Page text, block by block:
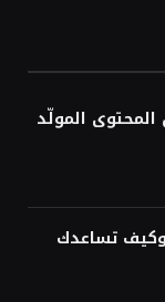
المحتوى المولّد
وكيف تساعدك